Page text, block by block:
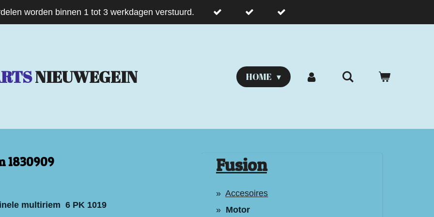
worden binnen 1 tot 3 werkdagen verstuurd.
NIEUWEGEIN HOME
1830909
multiriem 6 PK 1019
Fusion
Accesoires
Motor